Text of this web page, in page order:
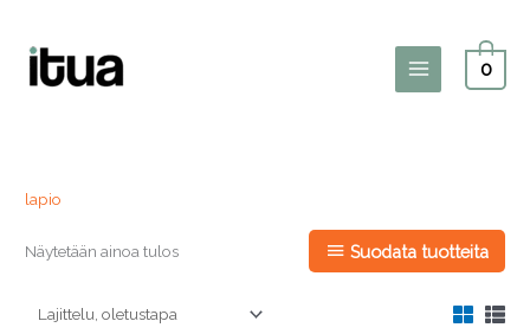
Main
0
lapio
Näytetään ainoa tulos Suodata tuotteita